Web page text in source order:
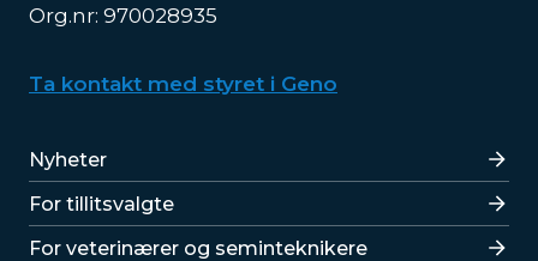
Org.nr: 970028935
Ta kontakt med styret i Geno
Lenker
Nyheter
For tillitsvalgte
For veterinærer og seminteknikere